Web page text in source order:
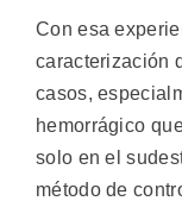
Con esa
caracterización
casos,
hemorrágico
solo en el
método de